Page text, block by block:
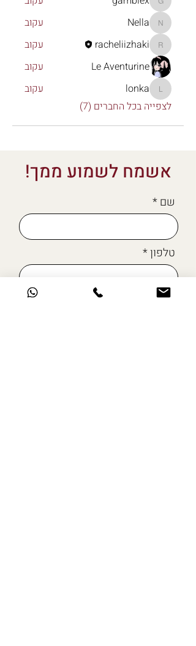
gamblex
Nella
Nella עקוב
racheliizhaki
racheliizhaki
עקוב
Le Aventurine
עקוב
lonka
lonka
עקוב
לצפייה בכל החברים (7)
אשמח לשמוע ממך!
שם
טלפון